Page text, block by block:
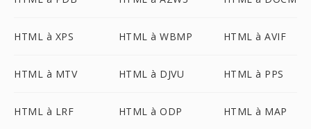
HTML à XPS HTML à WBMP HTML à AVIF
HTML à MTV HTML à DJVU HTML à PPS
HTML à LRF HTML à ODP HTML à MAP